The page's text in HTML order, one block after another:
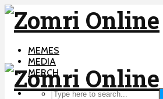
MEMES
MEDIA
MERCH